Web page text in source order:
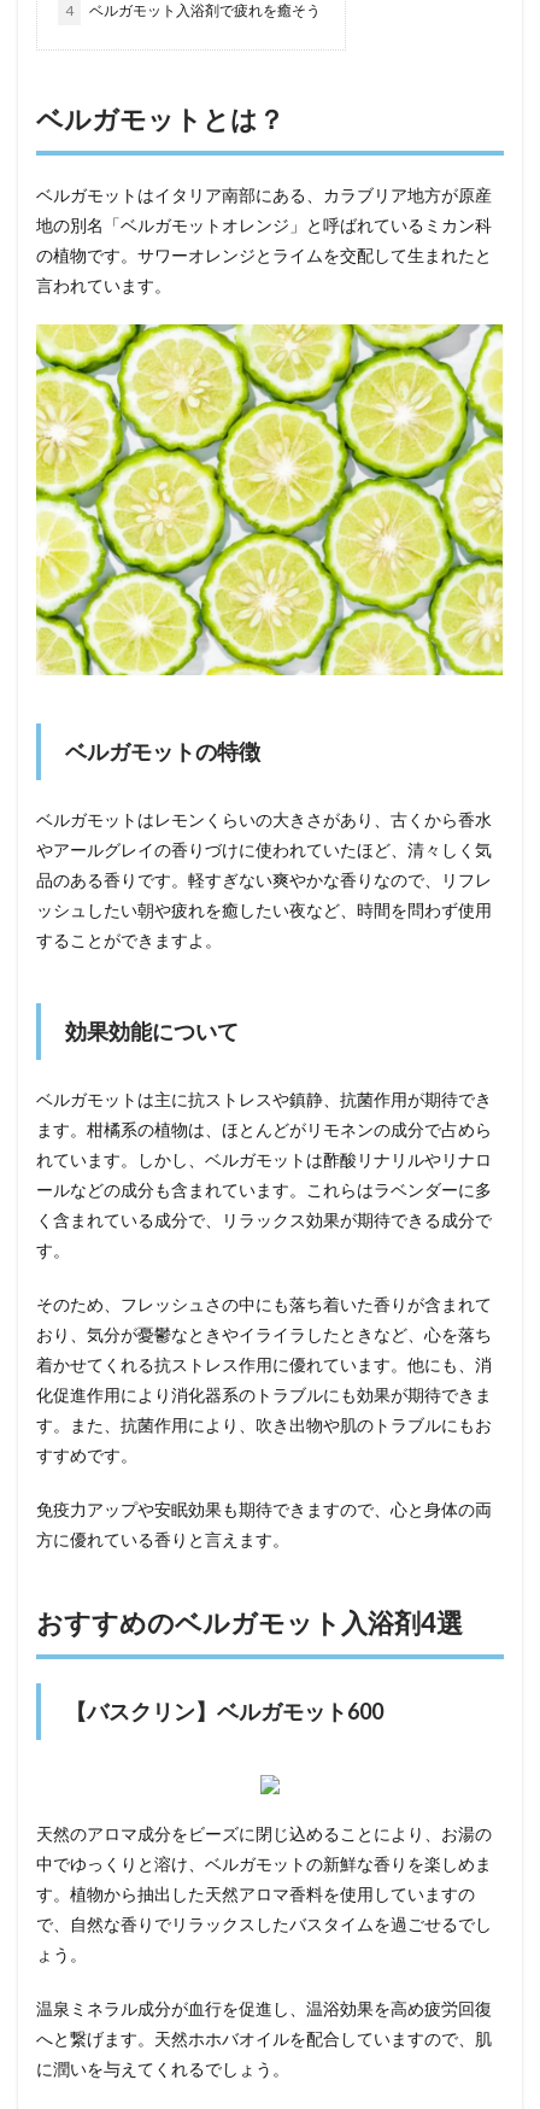
4 ベルガモット入浴剤で疲れを癒そう
ベルガモットとは？
ベルガモットはイタリア南部にある、カラブリア地方が原産
地の別名「ベルガモットオレンジ」と呼ばれているミカン科
の植物です。サワーオレンジとライムを交配して生まれたと
言われています。
ベルガモットの特徴
ベルガモットはレモンくらいの大きさがあり、古くから香水
やアールグレイの香りづけに使われていたほど、清々しく気
品のある香りです。軽すぎない爽やかな香りなので、リフレ
ッシュしたい朝や疲れを癒したい夜など、時間を問わず使用
することができますよ。
効果効能について
ベルガモットは主に抗ストレスや鎮静、抗菌作用が期待でき
ます。柑橘系の植物は、ほとんどがリモネンの成分で占めら
れています。しかし、ベルガモットは酢酸リナリルやリナロ
ールなどの成分も含まれています。これらはラベンダーに多
く含まれている成分で、リラックス効果が期待できる成分で
す。
そのため、フレッシュさの中にも落ち着いた香りが含まれて
おり、気分が憂鬱なときやイライラしたときなど、心を落ち
着かせてくれる抗ストレス作用に優れています。他にも、消
化促進作用により消化器系のトラブルにも効果が期待できま
す。また、抗菌作用により、吹き出物や肌のトラブルにもお
すすめです。
免疫力アップや安眠効果も期待できますので、心と身体の両
方に優れている香りと言えます。
おすすめのベルガモット入浴剤4選
【バスクリン】ベルガモット600
天然のアロマ成分をビーズに閉じ込めることにより、お湯の
中でゆっくりと溶け、ベルガモットの新鮮な香りを楽しめま
す。植物から抽出した天然アロマ香料を使用していますの
で、自然な香りでリラックスしたバスタイムを過ごせるでし
ょう。
温泉ミネラル成分が血行を促進し、温浴効果を高め疲労回復
へと繋げます。天然ホホバオイルを配合していますので、肌
に潤いを与えてくれるでしょう。